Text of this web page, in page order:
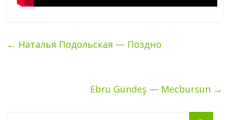
← Наталья Подольская — Поздно
Ebru Gündeş — Mecbursun →